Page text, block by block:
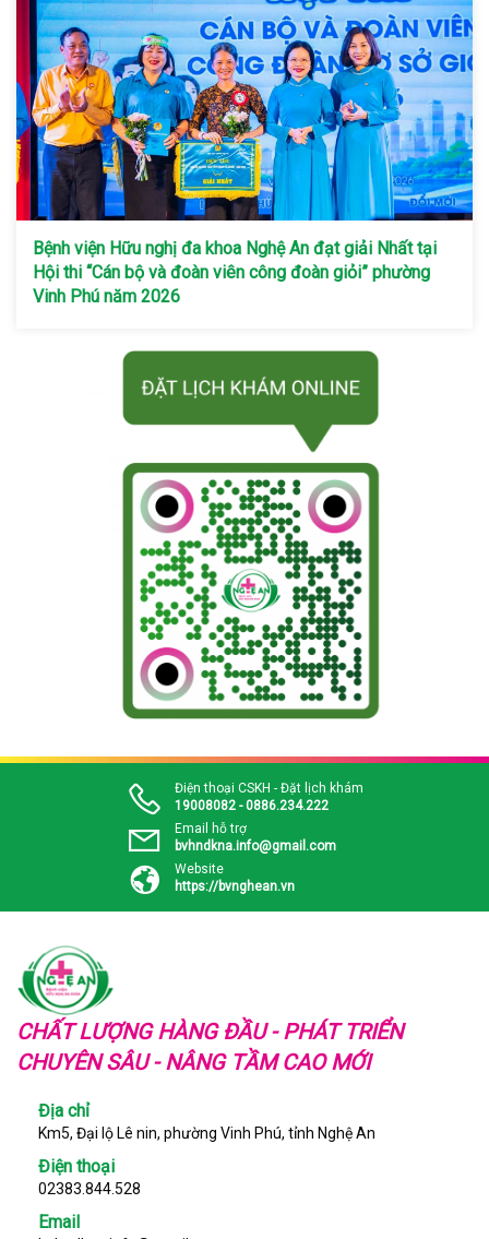
Bệnh viện Hữu nghị đa khoa Nghệ An đạt giải Nhất tại
Hội thi “Cán bộ và đoàn viên công đoàn giỏi” phường
Vinh Phú năm 2026
Điện thoại CSKH - Đặt lịch khám
19008082 - 0886.234.222
Email hỗ trợ
bvhndkna.info@gmail.com
Website
https://bvnghean.vn
CHẤT LƯỢNG HÀNG ĐẦU - PHÁT TRIỂN
CHUYÊN SÂU - NÂNG TẦM CAO MỚI
Địa chỉ
Km5, Đại lộ Lê nin, phường Vinh Phú, tỉnh Nghệ An
Điện thoại
02383.844.528
Email